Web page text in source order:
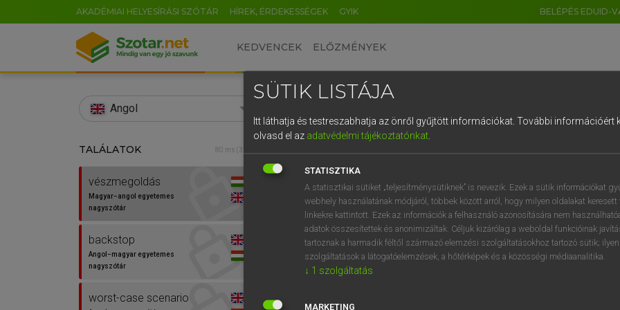
AKADÉMIAI HELYESÍRÁSI SZÓTÁR HÍREK, ÉRDEKESSÉGEK GYIK BELÉPÉS EDUID-
KEDVENCEK ELŐZMÉNYEK
Angol
TALÁLATOK 80 ms (3 db)
vészmegoldás
Magyar−angol egyetemes
nagyszótár
backstop
Angol−magyar egyetemes
nagyszótár
worst-case scenario
Magyar−angol egyetemes nagyszótár
VAN ELŐFIZETÉSED?
megtekintéséhez.
SÜTIK LISTÁJA
Itt láthatja és testreszabhatja az önről gyűjtött információkat. További információért
olvasd el az adatvédelmi tájékoztatónkat.
STATISZTIKA
A statisztikai sütiket „teljesítménysütiknek” is nevezik. Ezek a sütik információkat
webhely használatának módjáról, többek között arról, hogy milyen oldalakat keresett
linkekre kattintott. Ezek az információk a felhasználó azonosítására nem
adatok összesítettek és anonimizáltak. Céljuk kizárólag a weboldal funkcióinak
tartoznak a harmadik féltől származó elemzési szolgáltatásokhoz tartozó sütik;
szolgáltatások a látogatóelemzések, a hőtérképek és a közösségi médiaanalitika.
↓ 1 szolgáltatás
MARKETING
EN HU DE CN FR ES IT NL
0 1 2 3 4 5 6 7 8 9
q w e r t z u i
a s d f g h j k l é
í y x c v b n m , .